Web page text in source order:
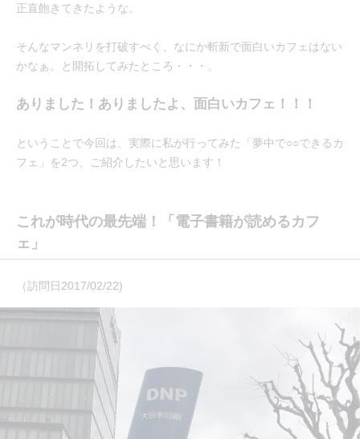
正直飽きてきたような。
そんなマンネリを打破すべく、なにか斬新で面白いカフェはない
かなぁ。と開拓してみたところ・・・。
ありました！ありましたよ、面白いカフェ！！！
ということで今回は、実際に私が行ってみた「夢中で○○できるカ
フェ」を2つ、ご紹介したいと思います！
これが時代の最先端！「電子書籍が読めるカフ
ェ」
（訪問日2017/02/22)